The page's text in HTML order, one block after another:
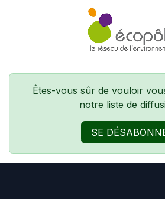
SE RENDRE AU CONTENU
Êtes-vous sûr de vouloir
notre liste de
SE